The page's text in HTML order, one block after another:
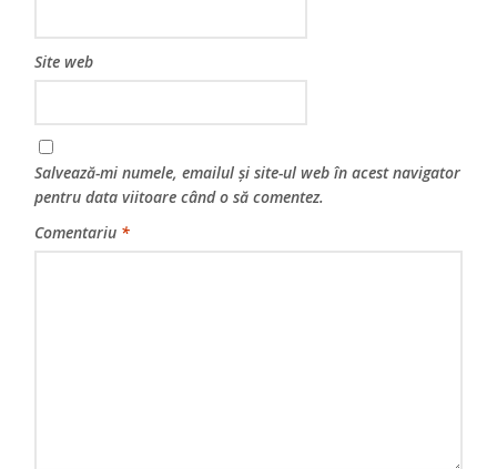
Site web
Salvează-mi numele, emailul și site-ul web în acest navigator
pentru data viitoare când o să comentez.
Comentariu *